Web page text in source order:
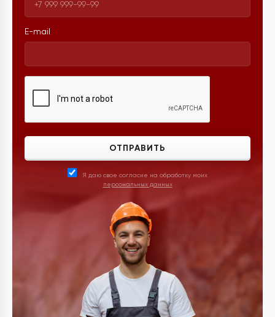
E-mail
ОТПРАВИТЬ
Я даю свое согласие на обработку моих
персональных данных